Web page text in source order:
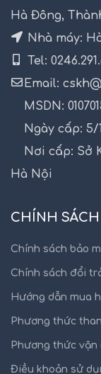
Hà Đông,
Nhà máy:
Tel:
Email:
MSDN:
Ngày cấp: 5/
Nơi cấp: Sở
Hà Nội
CHÍNH
Chính sách bảo
Chính sách đổi
Hướng dẫn mua
Phương thức
Phương thức vận
Điều khoản sử